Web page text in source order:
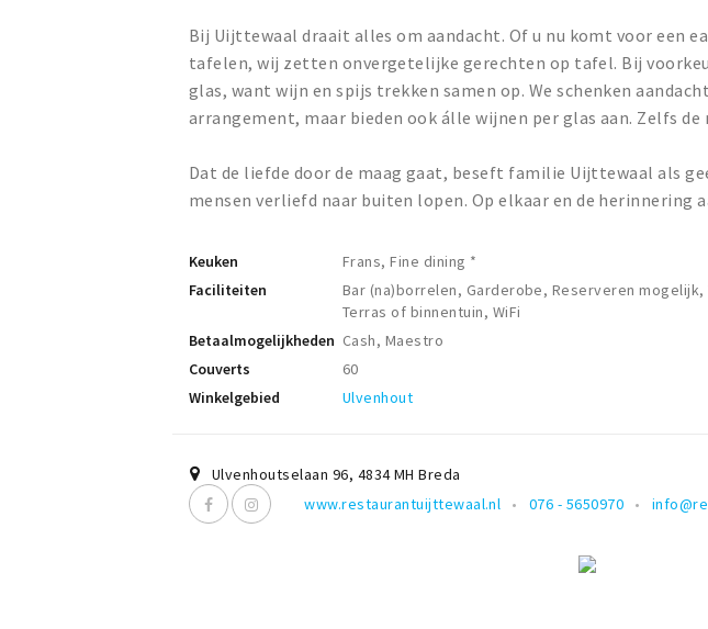
Bij Uijttewaal draait alles om aandacht. Of u nu komt voor een
tafelen, wij zetten onvergetelijke gerechten op tafel. Bij
glas, want wijn en spijs trekken samen op. We schenken
arrangement, maar bieden ook álle wijnen per glas aan. Zelfs de
Dat de liefde door de maag gaat, beseft familie Uijttewaal als
mensen verliefd naar buiten lopen. Op elkaar en de herinnering
Keuken
Frans, Fine dining *
Faciliteiten
Bar (na)borrelen, Garderobe, Reserveren
Terras of binnentuin, WiFi
Betaalmogelijkheden Cash, Maestro
Couverts
60
Winkelgebied
Ulvenhout
Ulvenhoutselaan 96, 4834 MH Breda
www.restaurantuijttewaal.nl
076 - 5650970